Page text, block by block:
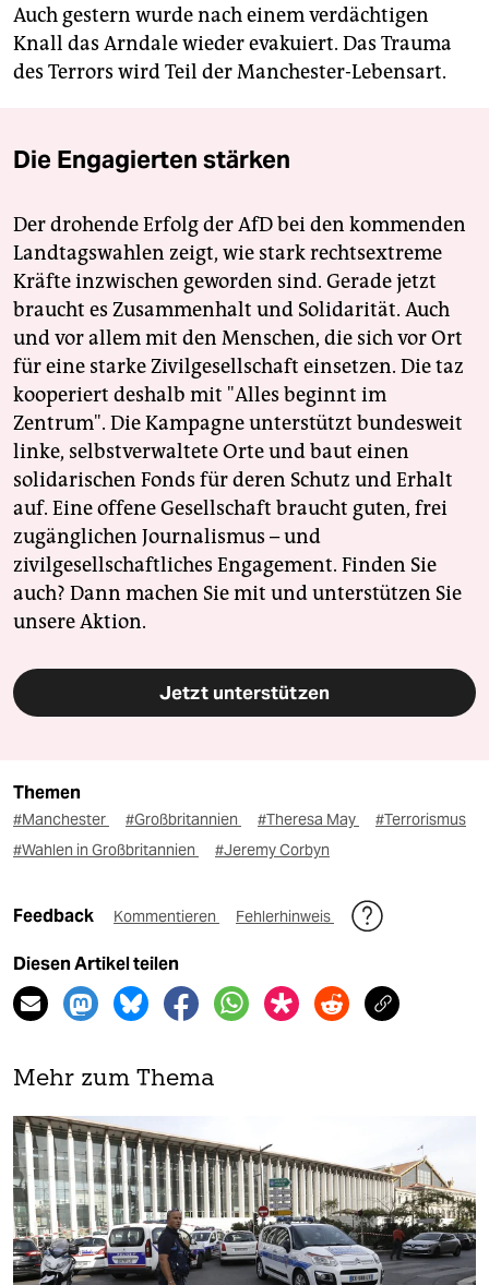
Auch gestern wurde nach einem verdächtigen
Knall das Arndale wieder evakuiert. Das Trauma
des Terrors wird Teil der Manchester-Lebensart.
Die Engagierten stärken
Der drohende Erfolg der AfD bei den kommenden
Landtagswahlen zeigt, wie stark rechtsextreme
Kräfte inzwischen geworden sind. Gerade jetzt
braucht es Zusammenhalt und Solidarität. Auch
und vor allem mit den Menschen, die sich vor Ort
für eine starke Zivilgesellschaft einsetzen. Die taz
kooperiert deshalb mit "Alles beginnt im
Zentrum". Die Kampagne unterstützt bundesweit
linke, selbstverwaltete Orte und baut einen
solidarischen Fonds für deren Schutz und Erhalt
auf. Eine offene Gesellschaft braucht guten, frei
zugänglichen Journalismus – und
zivilgesellschaftliches Engagement. Finden Sie
auch? Dann machen Sie mit und unterstützen Sie
unsere Aktion.
Jetzt unterstützen
Themen
#Manchester #Großbritannien #Theresa May
#Terrorismus
#Wahlen in Großbritannien
#Jeremy Corbyn
Feedback Kommentieren Fehlerhinweis
Diesen Artikel teilen
Mehr zum Thema